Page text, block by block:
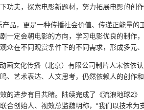
功夫，探索电影新题材，努力拓展电影的创
产品，更是一种传播社会价值、传递正能量
一定会朝电影的方向，学习电影优良的制作
众在不同观赏条件下的不同需求，形成多元
画文化传播（北京）有限公司制片人宋依依
、艺术表达、人文思考，仍然依赖人的创作
的进步有目共睹。陆续完成了《流浪地球2
合创始人、视效总监魏明称，“我们以技术